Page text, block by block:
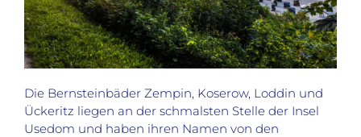
Die Bernsteinbäder Zempin, Koserow, Loddin und
Ückeritz liegen an der schmalsten Stelle der Insel
Usedom und haben ihren Namen von den